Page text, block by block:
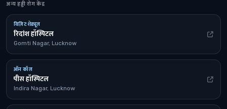
अन्य हड्डी रोग केंद्र
विज़िट शेड्यूल
रिदांश हॉस्पिटल
Gomti Nagar, Lucknow
ऑन कॉल
पीस हॉस्पिटल
Indira Nagar, Lucknow